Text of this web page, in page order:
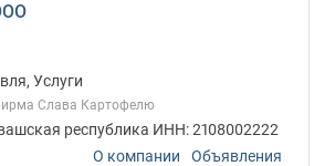
Услуги
Слава Картофелю
республика ИНН: 2108002222
О компании
Объявления